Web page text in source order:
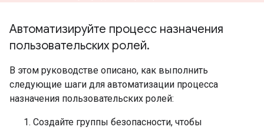
Автоматизируйте процесс назначения
пользовательских ролей.
В этом руководстве описано, как выполнить
следующие шаги для автоматизации процесса
назначения пользовательских ролей:
Создайте группы безопасности, чтобы